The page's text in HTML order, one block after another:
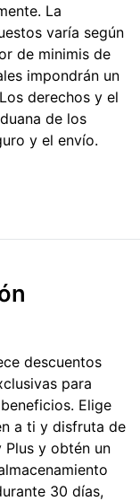
La
varía según
de minimis de
impondrán un
derechos y el
de los
y el envío.
descuentos
para
Elige
a ti y disfruta de
Plus y obtén un
30 días,